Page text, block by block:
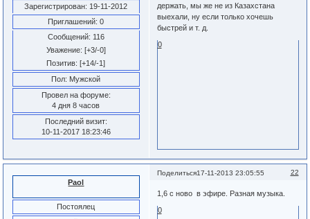
Зарегистрирован: 19-11-2012
Приглашений: 0
Сообщений: 116
Уважение: [+3/-0]
Позитив: [+14/-1]
Пол: Мужской
Провел на форуме:
4 дня 8 часов
Последний визит:
10-11-2017 18:23:46
держать, мы же не из Казахстана
выехали, ну если только хочешь
быстрей и т. д.
0
Поделиться 22
17-11-2013 23:05:55
Paol
Постоялец
1,6 с ново в эфире. Разная музыка.
0